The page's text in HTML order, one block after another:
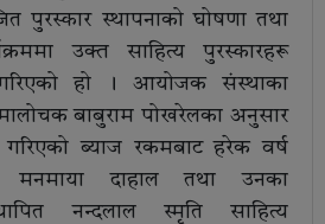
पुरस्कार स्थापनाको घोषणा तथा
उक्त साहित्य पुरस्कारहरू
गरिएको हो । आयोजक संस्थाका
बाबुराम पोखरेलका अनुसार
ब्याज रकमबाट हरेक वर्ष
मनमाया दाहाल तथा उनका
नन्दलाल स्मृति साहित्य